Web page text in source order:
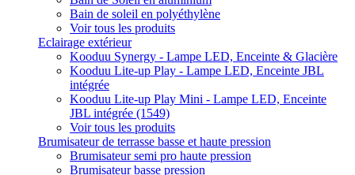
Bain de soleil en polyéthylène
Voir tous les produits
Eclairage extérieur
Kooduu Synergy - Lampe LED, Enceinte & Glacière
Kooduu Lite-up Play - Lampe LED, Enceinte JBL
intégrée
Kooduu Lite-up Play Mini - Lampe LED, Enceinte
JBL intégrée (1549)
Voir tous les produits
Brumisateur de terrasse basse et haute pression
Brumisateur semi pro haute pression
Brumisateur basse pression